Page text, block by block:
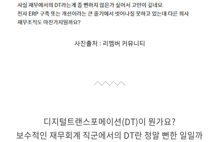
사진출처 : 리멤버 커뮤니티
디지털트랜스포메이션(DT)이 뭔가요?
보수적인 재무회계 직군에서의 DT란 정말 뻔한 일일까